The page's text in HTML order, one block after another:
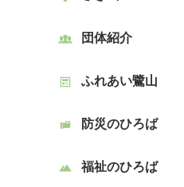
団体紹介
ふれあい鷺山
防災のひろば
福祉のひろば